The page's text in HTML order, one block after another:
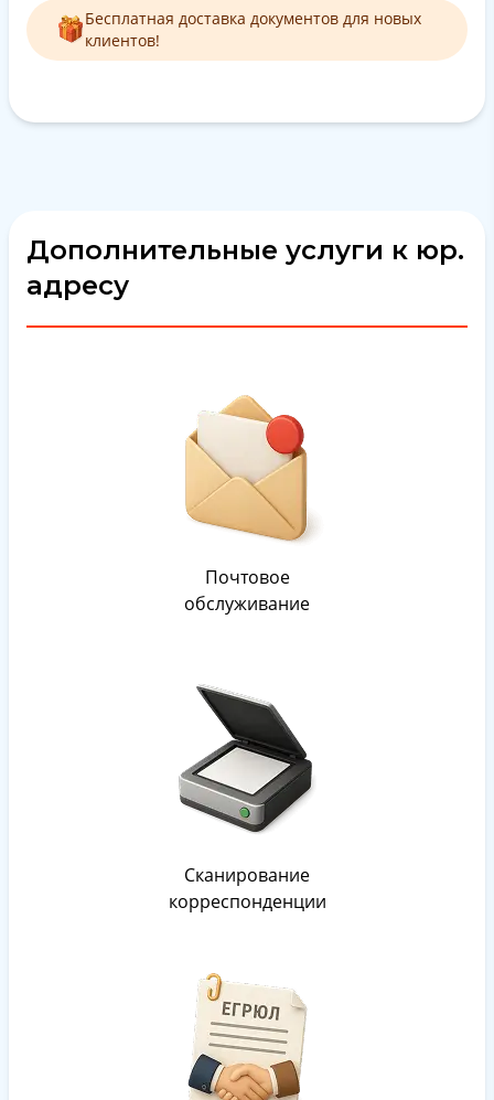
Бесплатная доставка документов для новых
клиентов!
Дополнительные услуги к юр.
адресу
Почтовое
обслуживание
Сканирование
корреспонденции